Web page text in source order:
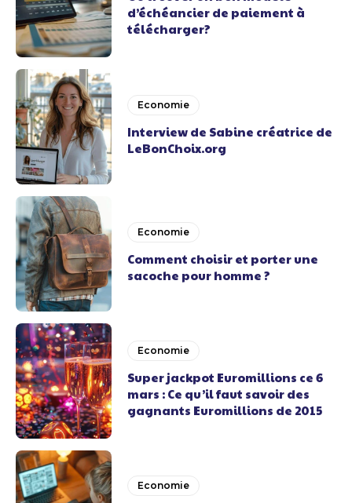
d’échéancier de paiement à
télécharger?
Economie
Interview de Sabine créatrice de
LeBonChoix.org
Economie
Comment choisir et porter une
sacoche pour homme ?
Economie
Super jackpot Euromillions ce 6
mars : Ce qu’il faut savoir des
gagnants Euromillions de 2015
Economie